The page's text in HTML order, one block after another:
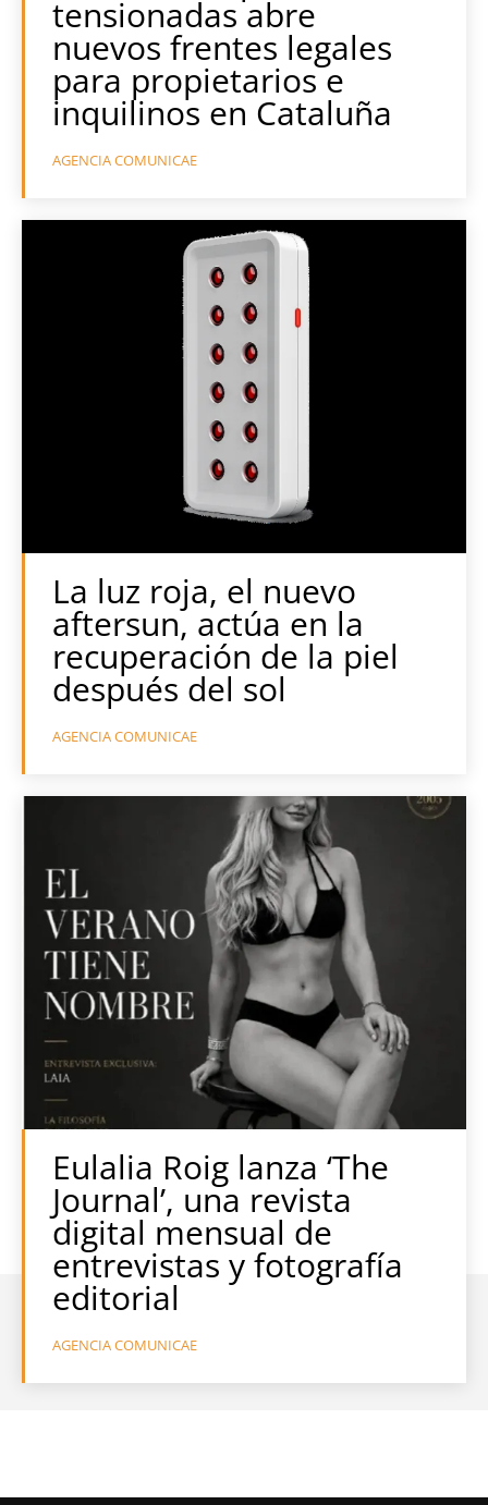
tensionadas abre
nuevos frentes legales
para propietarios e
inquilinos en Cataluña
AGENCIA COMUNICAE
La luz roja, el nuevo
aftersun, actúa en la
recuperación de la piel
después del sol
AGENCIA COMUNICAE
Eulalia Roig lanza ‘The
Journal’, una revista
digital mensual de
entrevistas y fotografía
editorial
AGENCIA COMUNICAE